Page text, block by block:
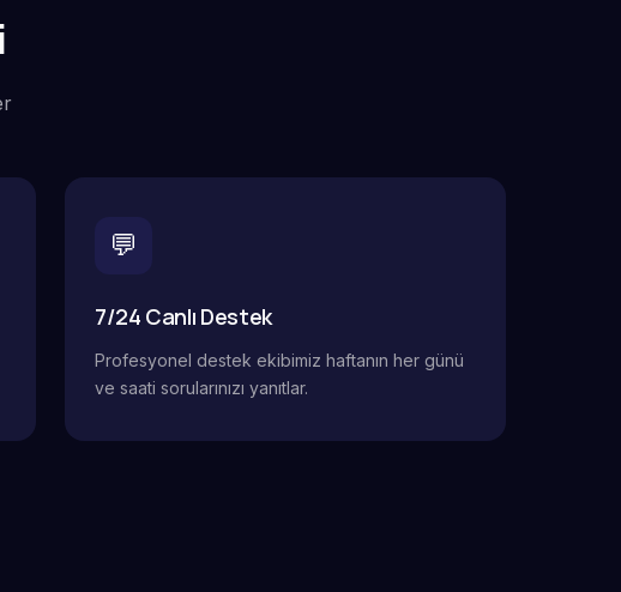
💬
7/24 Canlı Destek
Profesyonel destek ekibimiz haftanın her günü
ve saati sorularınızı yanıtlar.